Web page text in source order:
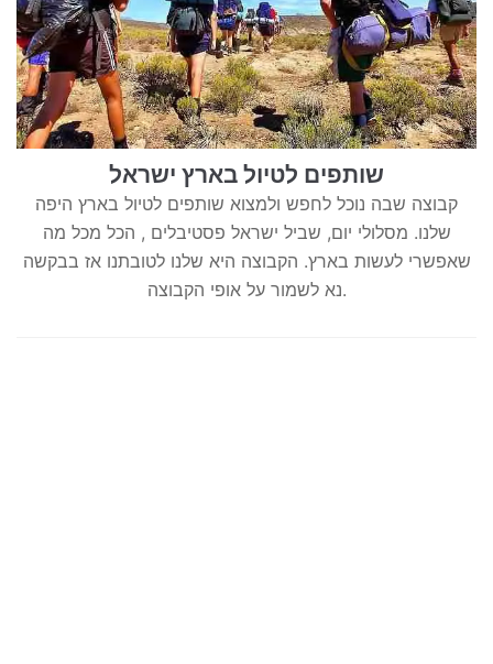
שותפים לטיול בארץ ישראל
קבוצה שבה נוכל לחפש ולמצוא שותפים לטיול בארץ היפה
שלנו. מסלולי יום, שביל ישראל פסטיבלים , הכל מכל מה
שאפשרי לעשות בארץ. הקבוצה היא שלנו לטובתנו אז בבקשה
נא לשמור על אופי הקבוצה.